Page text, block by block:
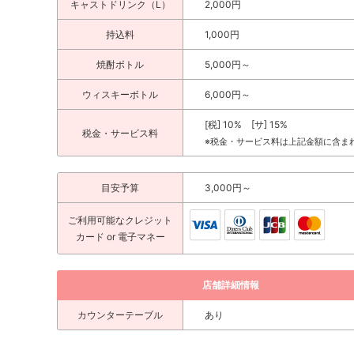
キャストドリンク（L） 2,000円
持込料 1,000円
焼酎ボトル 5,000円～
ウィスキーボトル 6,000円～
税金・サービス料
[税] 10% [サ] 15%
※税金・サービス料は上記金額に含ま
目安予算 3,000円～
ご利用可能なクレジット
カード or 電子マネー
店舗詳細情報
カウンターテーブル あり